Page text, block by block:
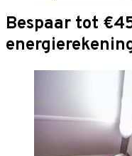
Bespaar tot